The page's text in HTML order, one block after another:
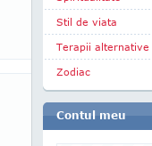
Stil de viata
Terapii alternative
Zodiac
Contul meu